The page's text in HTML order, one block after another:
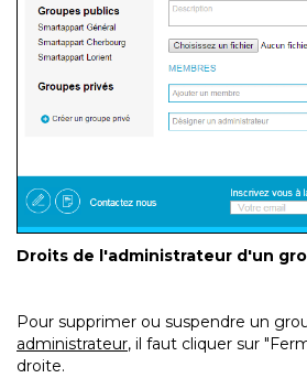
Droits de l'administrateur d'un
Pour supprimer ou suspendre un
administrateur, il faut cliquer sur
droite.